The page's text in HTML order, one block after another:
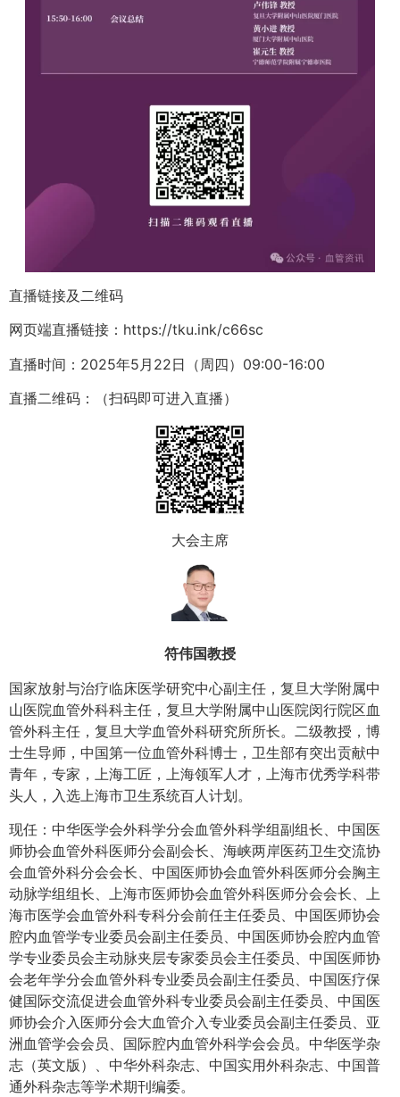
直播链接及二维码
网页端直播链接：https://tku.ink/c66sc
直播时间：2025年5月22日（周四）09:00-16:00
直播二维码：（扫码即可进入直播）
大会主席
符伟国教授
国家放射与治疗临床医学研究中心副主任，复旦大学附属中
山医院血管外科科主任，复旦大学附属中山医院闵行院区血
管外科主任，复旦大学血管外科研究所所长。二级教授，博
士生导师，中国第一位血管外科博士，卫生部有突出贡献中
青年，专家，上海工匠，上海领军人才，上海市优秀学科带
头人，入选上海市卫生系统百人计划。
现任：中华医学会外科学分会血管外科学组副组长、中国医
师协会血管外科医师分会副会长、海峡两岸医药卫生交流协
会血管外科分会会长、中国医师协会血管外科医师分会胸主
动脉学组组长、上海市医师协会血管外科医师分会会长、上
海市医学会血管外科专科分会前任主任委员、中国医师协会
腔内血管学专业委员会副主任委员、中国医师协会腔内血管
学专业委员会主动脉夹层专家委员会主任委员、中国医师协
会老年学分会血管外科专业委员会副主任委员、中国医疗保
健国际交流促进会血管外科专业委员会副主任委员、中国医
师协会介入医师分会大血管介入专业委员会副主任委员、亚
洲血管学会会员、国际腔内血管外科学会会员。中华医学杂
志（英文版）、中华外科杂志、中国实用外科杂志、中国普
通外科杂志等学术期刊编委。